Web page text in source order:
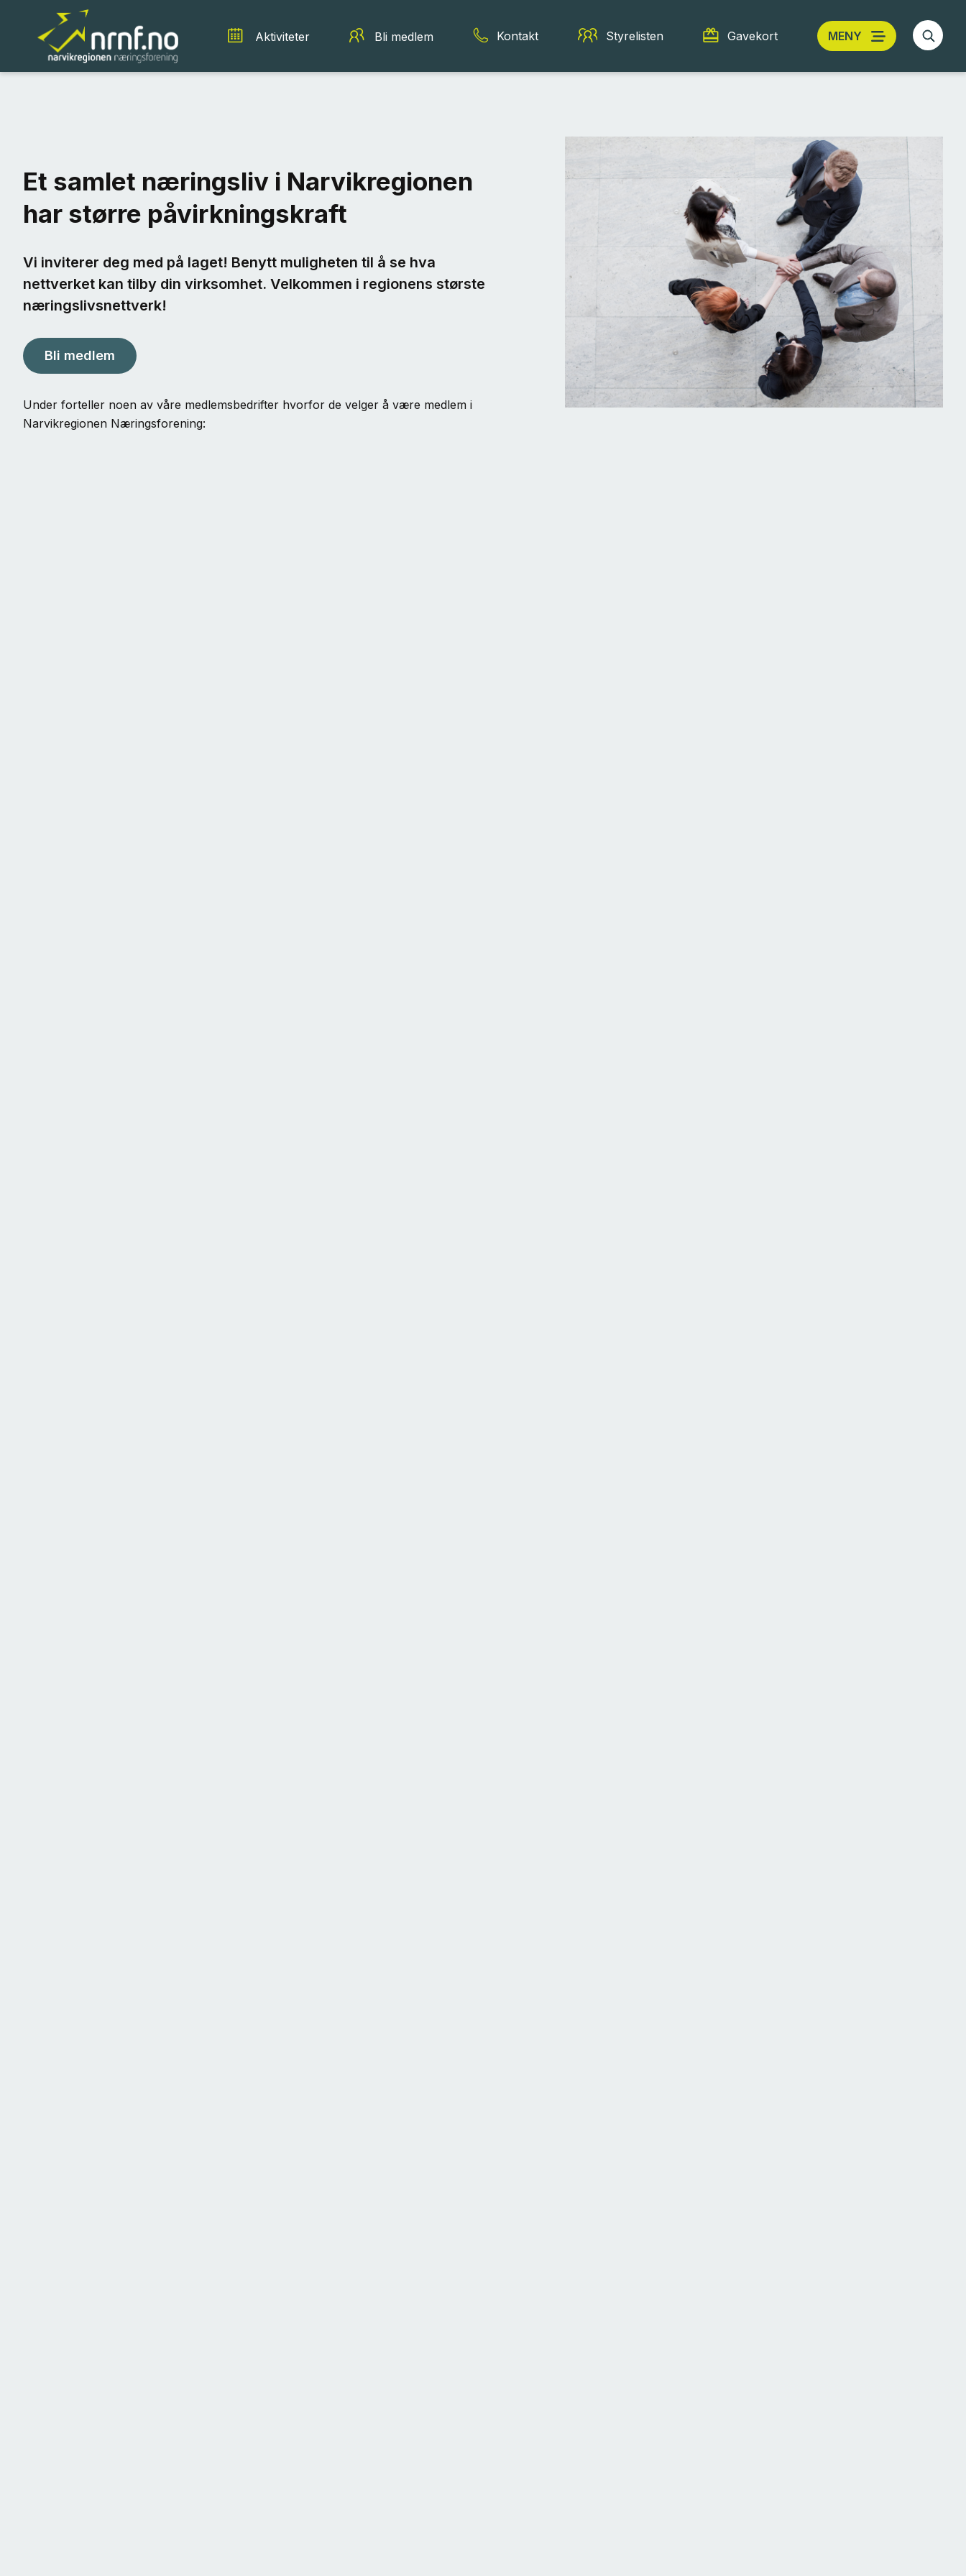
Aktiviteter Bli medlem Kontakt Styrelisten Gavekort MENY
Et samlet næringsliv i Narvikregionen
har større påvirkningskraft
Vi inviterer deg med på laget! Benytt muligheten til å se hva
nettverket kan tilby din virksomhet. Velkommen i regionens største
næringslivsnettverk!
Bli medlem
Under forteller noen av våre medlemsbedrifter hvorfor de velger å være medlem i
Narvikregionen Næringsforening: